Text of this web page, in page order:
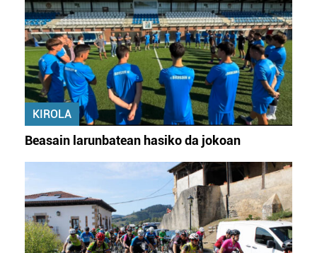
KIROLA
Beasain larunbatean hasiko da jokoan